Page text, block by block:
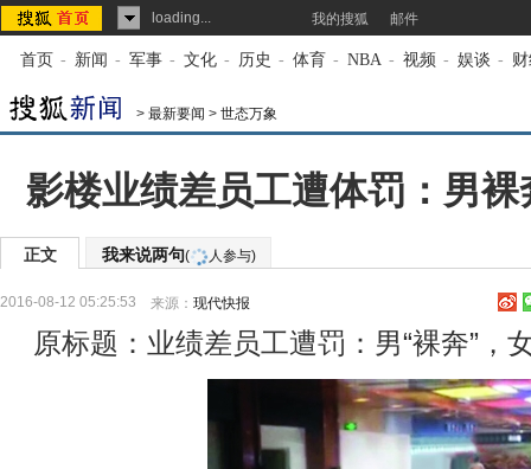
loading... 我的搜狐 邮件
首页 - 新闻 - 军事 - 文化 - 历史 - 体育 - NBA - 视频 - 娱谈 -
> 最新要闻 > 世态万象
影楼业绩差员工遭体罚：男
正文 我来说两句( 人参与)
2016-08-12 05:25:53 来源： 现代快报
原标题：业绩差员工遭罚：男“裸奔”，